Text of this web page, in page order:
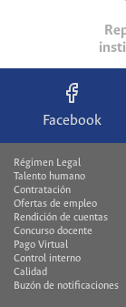
Facebook
Régimen Legal
Talento humano
Contratación
Ofertas de empleo
Rendición de cuentas
Concurso docente
Pago Virtual
Control interno
Calidad
Buzón de notificaciones